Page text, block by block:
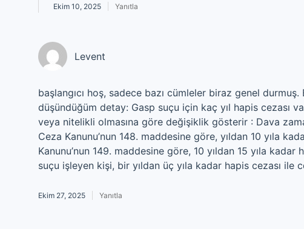
Ekim 10, 2025 Yanıtla
Levent
başlangıcı hoş, sadece bazı cümleler biraz genel durmuş.
düşündüğüm detay: Gasp suçu için kaç yıl hapis cezası
veya nitelikli olmasına göre değişiklik gösterir : Dava
Ceza Kanunu’nun 148. maddesine göre, yıldan 10 yıla
Kanunu’nun 149. maddesine göre, 10 yıldan 15 yıla kadar
suçu işleyen kişi, bir yıldan üç yıla kadar hapis cezası ile
Ekim 27, 2025 Yanıtla